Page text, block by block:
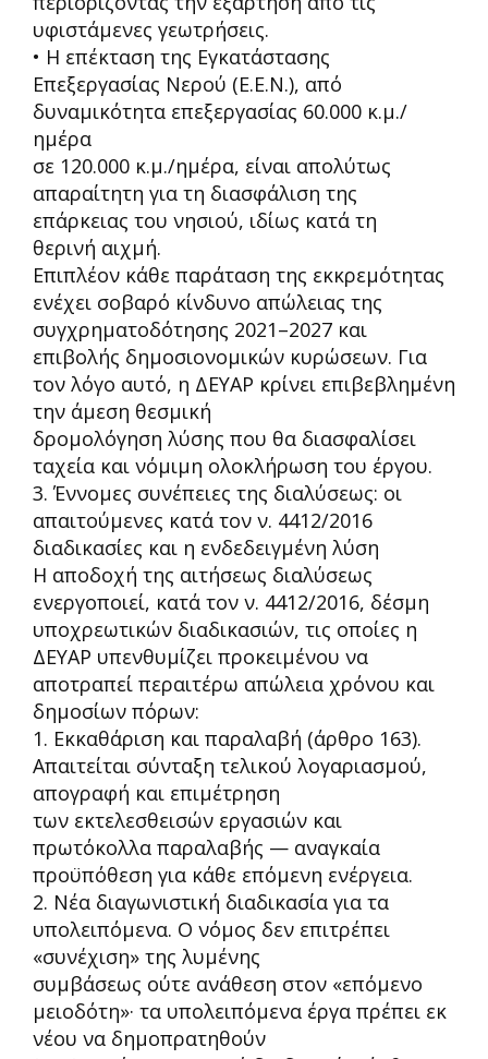
υφιστάμενες γεωτρήσεις.
• Η επέκταση της Εγκατάστασης
Επεξεργασίας Νερού (Ε.Ε.Ν.), από
δυναμικότητα επεξεργασίας 60.000 κ.μ./
ημέρα
σε 120.000 κ.μ./ημέρα, είναι απολύτως
απαραίτητη για τη διασφάλιση της
επάρκειας του νησιού, ιδίως κατά τη
θερινή αιχμή.
Επιπλέον κάθε παράταση της εκκρεμότητας
ενέχει σοβαρό κίνδυνο απώλειας της
συγχρηματοδότησης 2021–2027 και
επιβολής δημοσιονομικών κυρώσεων. Για
τον λόγο αυτό, η ΔΕΥΑΡ κρίνει επιβεβλημένη
την άμεση θεσμική
δρομολόγηση λύσης που θα διασφαλίσει
ταχεία και νόμιμη ολοκλήρωση του έργου.
3. Έννομες συνέπειες της διαλύσεως: οι
απαιτούμενες κατά τον ν. 4412/2016
διαδικασίες και η ενδεδειγμένη λύση
Η αποδοχή της αιτήσεως διαλύσεως
ενεργοποιεί, κατά τον ν. 4412/2016, δέσμη
υποχρεωτικών διαδικασιών, τις οποίες η
ΔΕΥΑΡ υπενθυμίζει προκειμένου να
αποτραπεί περαιτέρω απώλεια χρόνου και
δημοσίων πόρων:
1. Εκκαθάριση και παραλαβή (άρθρο 163).
Απαιτείται σύνταξη τελικού λογαριασμού,
απογραφή και επιμέτρηση
των εκτελεσθεισών εργασιών και
πρωτόκολλα παραλαβής — αναγκαία
προϋπόθεση για κάθε επόμενη ενέργεια.
2. Νέα διαγωνιστική διαδικασία για τα
υπολειπόμενα. Ο νόμος δεν επιτρέπει
«συνέχιση» της λυμένης
συμβάσεως ούτε ανάθεση στον «επόμενο
μειοδότη»· τα υπολειπόμενα έργα πρέπει εκ
νέου να δημοπρατηθούν